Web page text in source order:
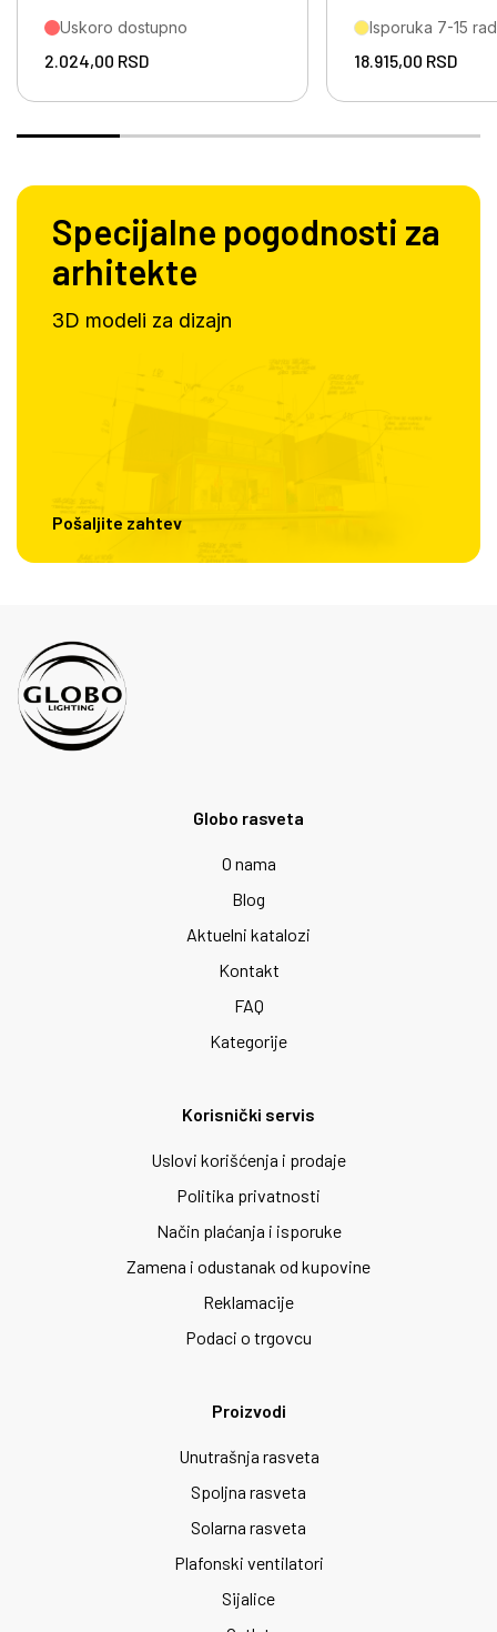
Uskoro dostupno
2.024,00 RSD
Isporuka 7-15
18.915,00 RSD
Specijalne pogodnosti za
arhitekte
3D modeli za dizajn
Pošaljite zahtev
Globo rasveta
O nama
Blog
Aktuelni katalozi
Kontakt
FAQ
Kategorije
Korisnički servis
Uslovi korišćenja i prodaje
Politika privatnosti
Način plaćanja i isporuke
Zamena i odustanak od kupovine
Reklamacije
Podaci o trgovcu
Proizvodi
Unutrašnja rasveta
Spoljna rasveta
Solarna rasveta
Plafonski ventilatori
Sijalice